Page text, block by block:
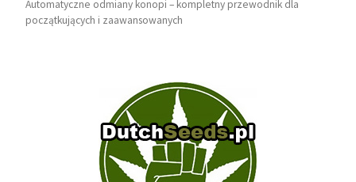
Automatyczne odmiany konopi – kompletny przewodnik dla
początkujących i zaawansowanych